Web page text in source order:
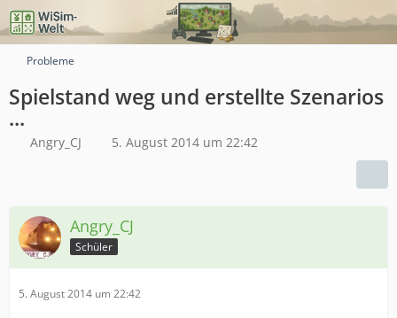
Probleme
Spielstand weg und erstellte Szenarios
...
Angry_CJ 5. August 2014 um 22:42
Angry_CJ
Schüler
5. August 2014 um 22:42